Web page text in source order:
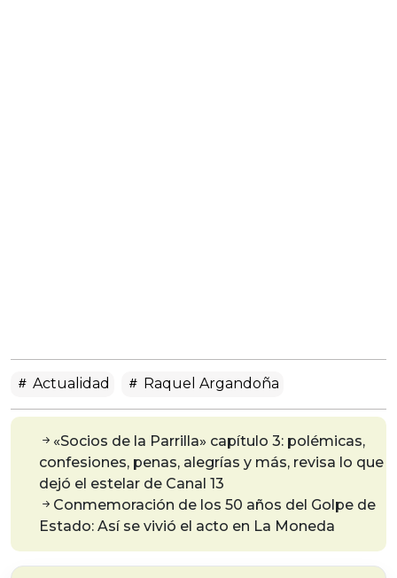
Actualidad Raquel Argandoña
«Socios de la Parrilla» capítulo 3: polémicas,
confesiones, penas, alegrías y más, revisa lo que
dejó el estelar de Canal 13
Conmemoración de los 50 años del Golpe de
Estado: Así se vivió el acto en La Moneda